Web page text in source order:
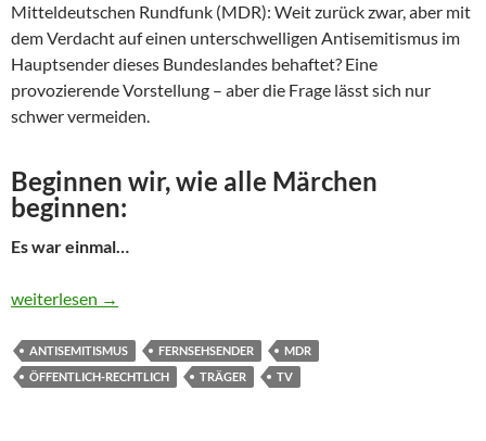
Mitteldeutschen Rundfunk (MDR): Weit zurück zwar, aber mit
dem Verdacht auf einen unterschwelligen Antisemitismus im
Hauptsender dieses Bundeslandes behaftet? Eine
provozierende Vorstellung – aber die Frage lässt sich nur
schwer vermeiden.
Beginnen wir, wie alle Märchen
beginnen:
Es war einmal…
Antisemitismus im öffentlich-rechtlichen Fernsehen
weiterlesen →
ANTISEMITISMUS FERNSEHSENDER
MDR
ÖFFENTLICH-RECHTLICH
TRÄGER TV